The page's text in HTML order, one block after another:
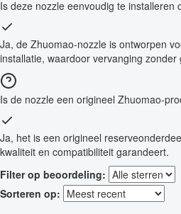
Is deze nozzle eenvoudig te installeren
Ja, de Zhuomao-nozzle is ontworpen
installatie, waardoor vervanging zonder
Is de nozzle een origineel Zhuomao-
Ja, het is een origineel
kwaliteit en compatibiliteit garandeert.
Filter op beoordeling:
Sorteren op: